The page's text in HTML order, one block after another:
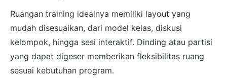
Ruangan training idealnya memiliki layout yang
mudah disesuaikan, dari model kelas, diskusi
kelompok, hingga sesi interaktif. Dinding atau partisi
yang dapat digeser memberikan fleksibilitas ruang
sesuai kebutuhan program.